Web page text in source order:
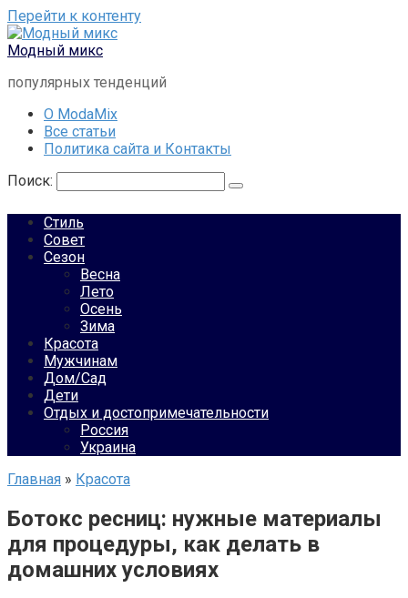
Перейти к контенту
Модный микс
популярных тенденций
О ModaMix
Все статьи
Политика сайта и Контакты
Поиск:
Стиль
Совет
Сезон
Весна
Лето
Осень
Зима
Красота
Мужчинам
Дом/Сад
Дети
Отдых и достопримечательности
Россия
Украина
Главная » Красота
Ботокс ресниц: нужные материалы
для процедуры, как делать в
домашних условиях